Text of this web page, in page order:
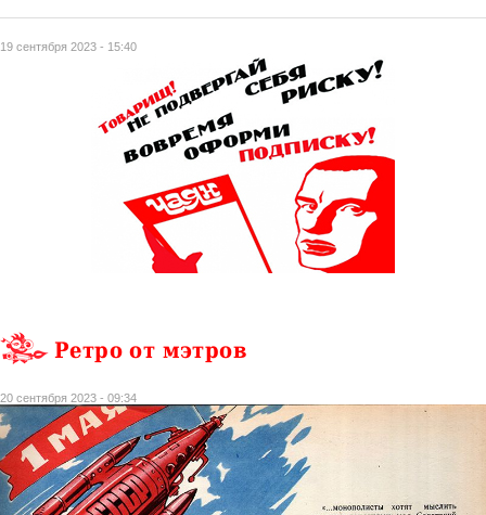
19 сентября 2023 - 15:40
Ретро от мэтров
20 сентября 2023 - 09:34